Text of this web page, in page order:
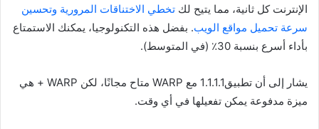
الإنترنت كل ثانية، مما يتيح لك تخطي الاختناقات المرورية وتحسين
سرعة تحميل مواقع الويب. بفضل هذه التكنولوجيا، يمكنك الاستمتاع
بأداء أسرع بنسبة 30٪ (في المتوسط).
يشار إلى أن تطبيق1.1.1.1 مع WARP متاح مجانًا، لكن WARP + هي
ميزة مدفوعة يمكن تفعيلها في أي وقت.